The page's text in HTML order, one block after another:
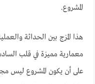
المشروع.
معمارية مميزة في قلب
على أن يكون المشروع ليس